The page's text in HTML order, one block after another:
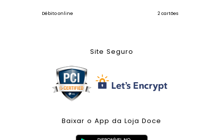
Débito online 2 cartões
Site Seguro
Baixar o App da Loja Doce